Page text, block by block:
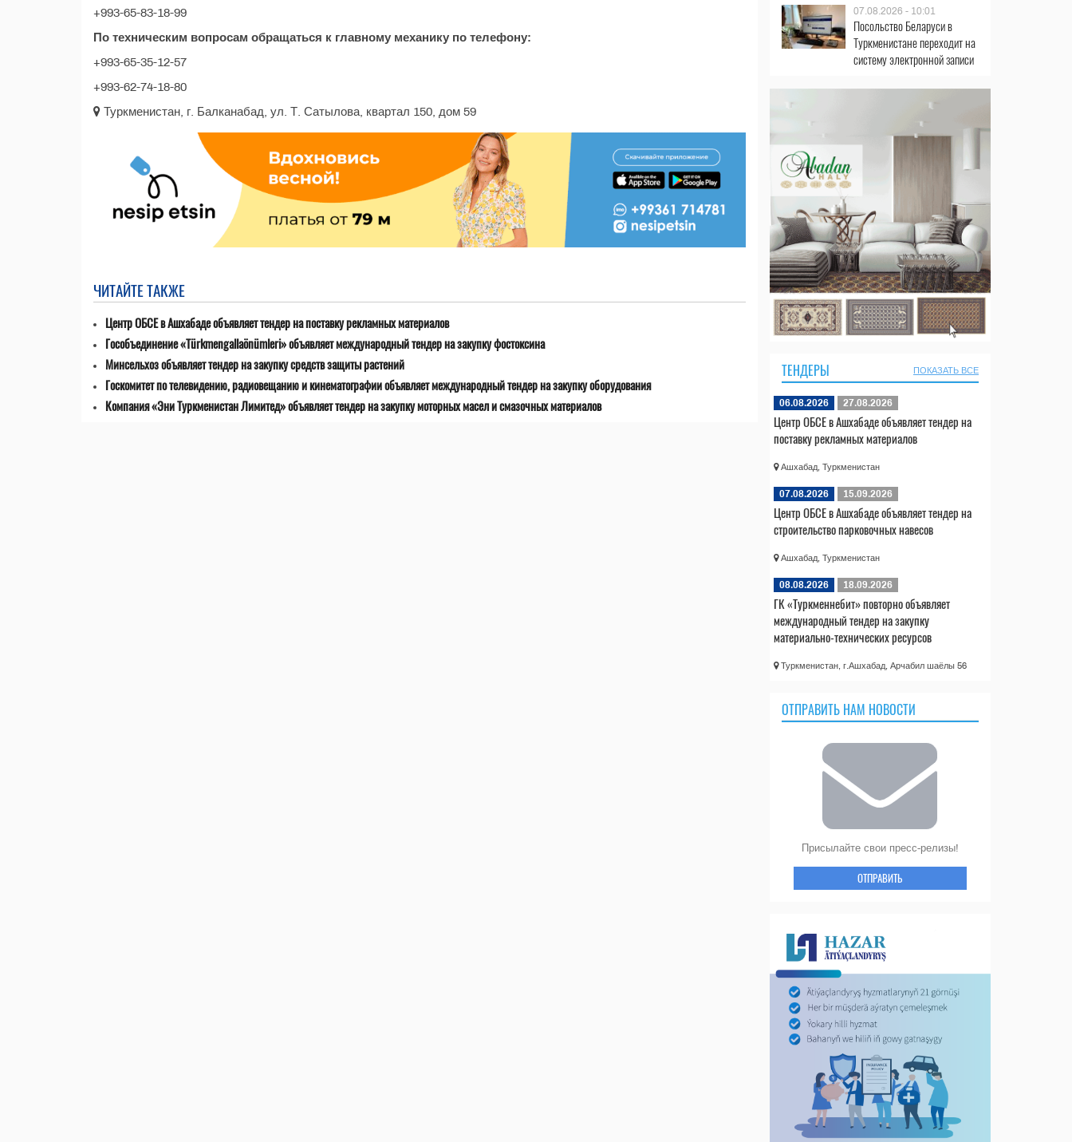
+993-65-83-18-99
По техническим вопросам обращаться к главному механику по телефону:
+993-65-35-12-57
+993-62-74-18-80
Туркменистан, г. Балканабад, ул. Т. Сатылова, квартал 150, дом 59
ЧИТАЙТЕ ТАКЖЕ
Центр ОБСЕ в Ашхабаде объявляет тендер на поставку рекламных материалов
Гособъединение «Türkmengallaönümleri» объявляет международный тендер на закупку фостоксина
Минсельхоз объявляет тендер на закупку средств защиты растений
Госкомитет по телевидению, радиовещанию и кинематографии объявляет международный тендер на закупку оборудования
Компания «Эни Туркменистан Лимитед» объявляет тендер на закупку моторных масел и смазочных материалов
07.08.2026 - 10:01
Посольство Беларуси в
Туркменистане переходит на
систему электронной записи
ТЕНДЕРЫ ПОКАЗАТЬ ВСЕ
06.08.2026 27.08.2026
Центр ОБСЕ в Ашхабаде объявляет тендер на
поставку рекламных материалов
Ашхабад, Туркменистан
07.08.2026 15.09.2026
Центр ОБСЕ в Ашхабаде объявляет тендер на
строительство парковочных навесов
Ашхабад, Туркменистан
08.08.2026 18.09.2026
ГК «Туркменнебит» повторно объявляет
международный тендер на закупку
материально-технических ресурсов
Туркменистан, г.Ашхабад, Арчабил шаёлы 56
ОТПРАВИТЬ НАМ НОВОСТИ
Присылайте свои пресс-релизы!
ОТПРАВИТЬ